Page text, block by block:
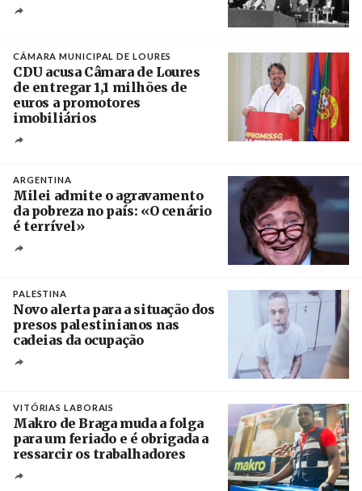
CÂMARA MUNICIPAL DE LOURES
CDU acusa Câmara de Loures
de entregar 1,1 milhões de
euros a promotores
imobiliários
ARGENTINA
Milei admite o agravamento
da pobreza no país: «O cenário
é terrível»
PALESTINA
Novo alerta para a situação dos
presos palestinianos nas
cadeias da ocupação
VITÓRIAS LABORAIS
Makro de Braga muda a folga
para um feriado e é obrigada a
ressarcir os trabalhadores